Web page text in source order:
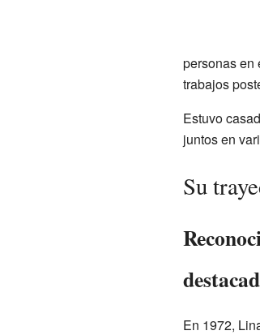
personas en
trabajos
Estuvo
juntos en
Su
En 1972,